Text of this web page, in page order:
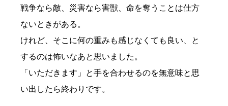
戦争なら敵、災害なら害獣、命を奪うことは仕方
ないときがある。
けれど、そこに何の重みも感じなくても良い、と
するのは怖いなあと思いました。
「いただきます」と手を合わせるのを無意味と思
い出したら終わりです。